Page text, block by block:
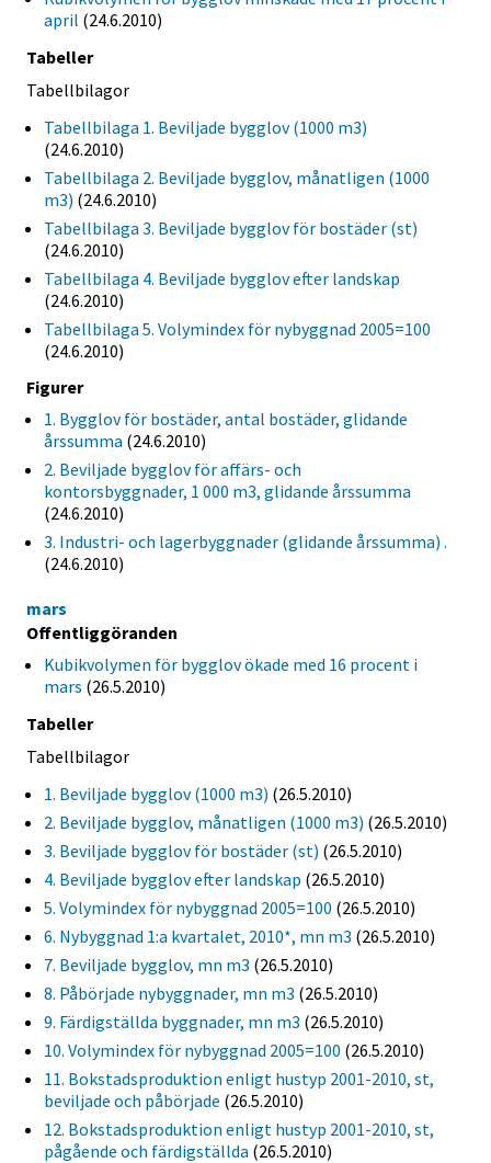
april (24.6.2010)
Tabeller
Tabellbilagor
Tabellbilaga 1. Beviljade bygglov (1000 m3)
(24.6.2010)
Tabellbilaga 2. Beviljade bygglov, månatligen (1000
m3) (24.6.2010)
Tabellbilaga 3. Beviljade bygglov för bostäder (st)
(24.6.2010)
Tabellbilaga 4. Beviljade bygglov efter landskap
(24.6.2010)
Tabellbilaga 5. Volymindex för nybyggnad 2005=100
(24.6.2010)
Figurer
1. Bygglov för bostäder, antal bostäder, glidande
årssumma (24.6.2010)
2. Beviljade bygglov för affärs- och
kontorsbyggnader, 1 000 m3, glidande årssumma
(24.6.2010)
3. Industri- och lagerbyggnader (glidande årssumma) .
(24.6.2010)
mars
Offentliggöranden
Kubikvolymen för bygglov ökade med 16 procent i
mars (26.5.2010)
Tabeller
Tabellbilagor
1. Beviljade bygglov (1000 m3) (26.5.2010)
2. Beviljade bygglov, månatligen (1000 m3) (26.5.2010)
3. Beviljade bygglov för bostäder (st) (26.5.2010)
4. Beviljade bygglov efter landskap (26.5.2010)
5. Volymindex för nybyggnad 2005=100 (26.5.2010)
6. Nybyggnad 1:a kvartalet, 2010*, mn m3 (26.5.2010)
7. Beviljade bygglov, mn m3 (26.5.2010)
8. Påbörjade nybyggnader, mn m3 (26.5.2010)
9. Färdigställda byggnader, mn m3 (26.5.2010)
10. Volymindex för nybyggnad 2005=100 (26.5.2010)
11. Bokstadsproduktion enligt hustyp 2001-2010, st,
beviljade och påbörjade (26.5.2010)
12. Bokstadsproduktion enligt hustyp 2001-2010, st,
pågående och färdigställda (26.5.2010)